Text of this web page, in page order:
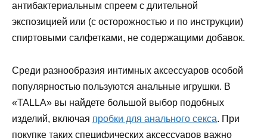
антибактериальным спреем с длительной
экспозицией или (с осторожностью и по инструкции)
спиртовыми салфетками, не содержащими добавок.
Среди разнообразия интимных аксессуаров особой
популярностью пользуются анальные игрушки. В
«TALLA» вы найдете большой выбор подобных
изделий, включая пробки для анального секса. При
покупке таких специфических аксессуаров важно